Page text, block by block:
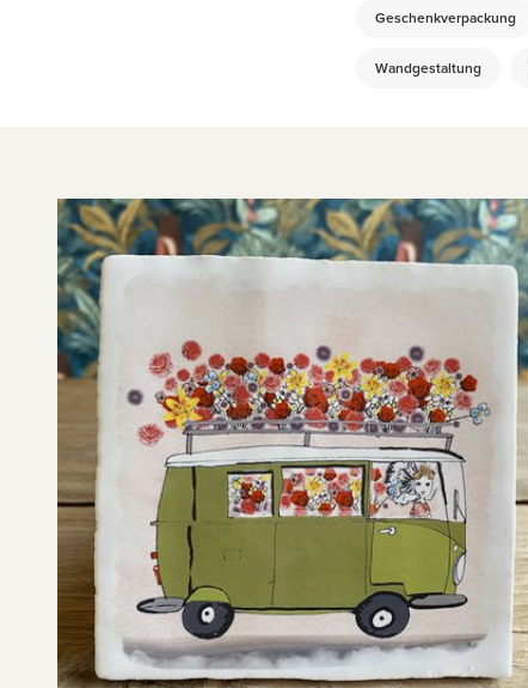
Geschenkverpackung
Wandgestaltung